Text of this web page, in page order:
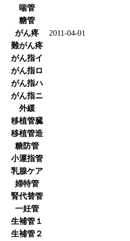
喘管
糖管
がん疼
2011-04-01
難がん疼
がん指イ
がん指ロ
がん指ハ
がん指ニ
外緩
移植管臓
移植管造
糖防管
小運指管
乳腺ケア
婦特管
腎代替管
一妊管
生補管１
生補管２